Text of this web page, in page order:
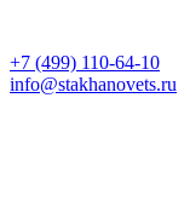
+7 (499) 110-64-10
info@stakhanovets.ru